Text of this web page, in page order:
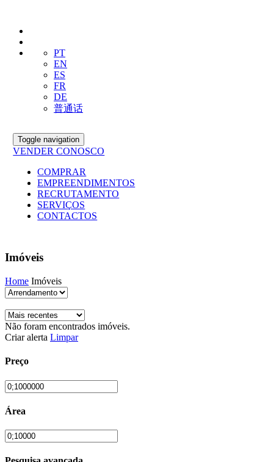
PT
EN
ES
FR
DE
普通话
Toggle navigation
VENDER CONOSCO
COMPRAR
EMPREENDIMENTOS
RECRUTAMENTO
SERVIÇOS
CONTACTOS
Imóveis
Home Imóveis
Não foram encontrados imóveis.
Criar alerta Limpar
Preço
Área